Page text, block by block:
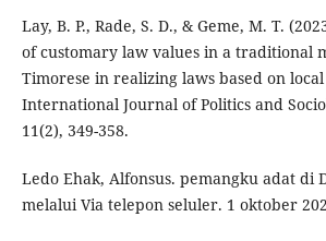
Lay, B. P., Rade, S. D., & Geme, M. T.
of customary law values in a traditional
Timorese in realizing laws based on
International Journal of Politics and
11(2), 349-358.
Ledo Ehak, Alfonsus. pemangku adat di
melalui Via telepon seluler. 1 oktober